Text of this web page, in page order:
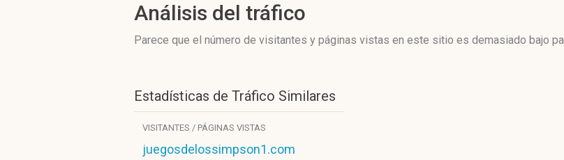
Análisis del tráfico
Parece que el número de visitantes y páginas vistas en este sitio es demasiado bajo
Estadísticas de Tráfico Similares
VISITANTES / PÁGINAS VISTAS
juegosdelossimpson1.com